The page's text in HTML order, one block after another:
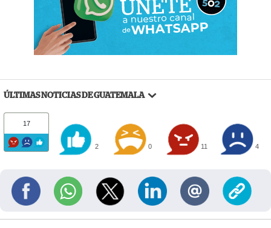
ÚLTIMAS NOTICIAS DE GUATEMALA
17
2 0 11 4